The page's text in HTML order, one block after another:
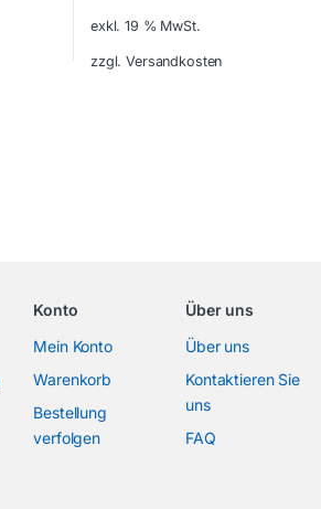
exkl. 19 % MwSt.
zzgl. Versandkosten
Konto
Mein Konto
Warenkorb
Bestellung
verfolgen
Über uns
Über uns
Kontaktieren Sie
uns
FAQ